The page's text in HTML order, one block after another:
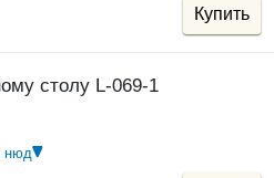
Купить
столу L-069-1
нюд